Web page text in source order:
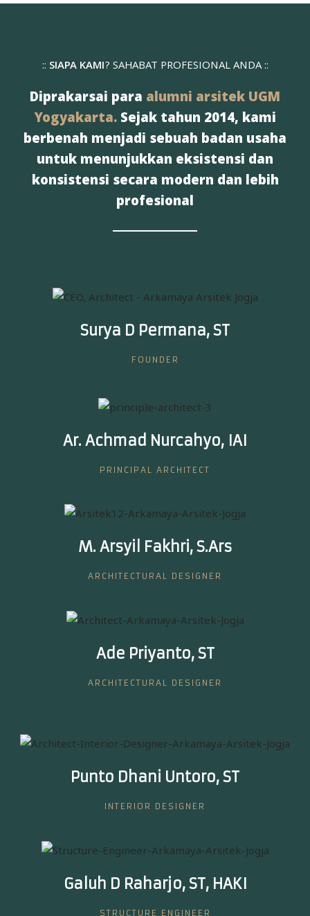
:: SIAPA KAMI? SAHABAT PROFESIONAL ANDA ::
Diprakarsai para alumni arsitek UGM
Yogyakarta.Sejak tahun 2014, kami
berbenah menjadi sebuah badan usaha
untuk menunjukkan eksistensi dan
konsistensi secara modern dan lebih
profesional
Surya D Permana, ST
FOUNDER
Ar. Achmad Nurcahyo, IAI
PRINCIPAL ARCHITECT
M. Arsyil Fakhri, S.Ars
ARCHITECTURAL DESIGNER
Ade Priyanto, ST
ARCHITECTURAL DESIGNER
Punto Dhani Untoro, ST
INTERIOR DESIGNER
Galuh D Raharjo, ST, HAKI
STRUCTURE ENGINEER